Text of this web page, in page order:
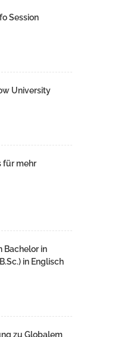
Session
University
für mehr
Bachelor in
in Englisch
zu Globalem